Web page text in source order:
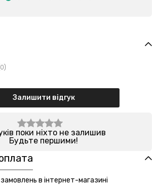
Залишити відгук
поки ніхто не залишив
Будьте першими!
в інтернет-магазині